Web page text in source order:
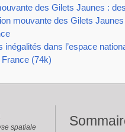
des Gilets Jaunes :
mouvante des Gilets
inégalités dans l’espace
(74k)
spatiale